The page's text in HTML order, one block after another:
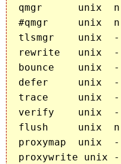
qmgr      unix
#qmgr
tlsmgr    unix
rewrite
bounce
defer     unix
trace     unix
verify
flush     unix
proxymap
proxywrite